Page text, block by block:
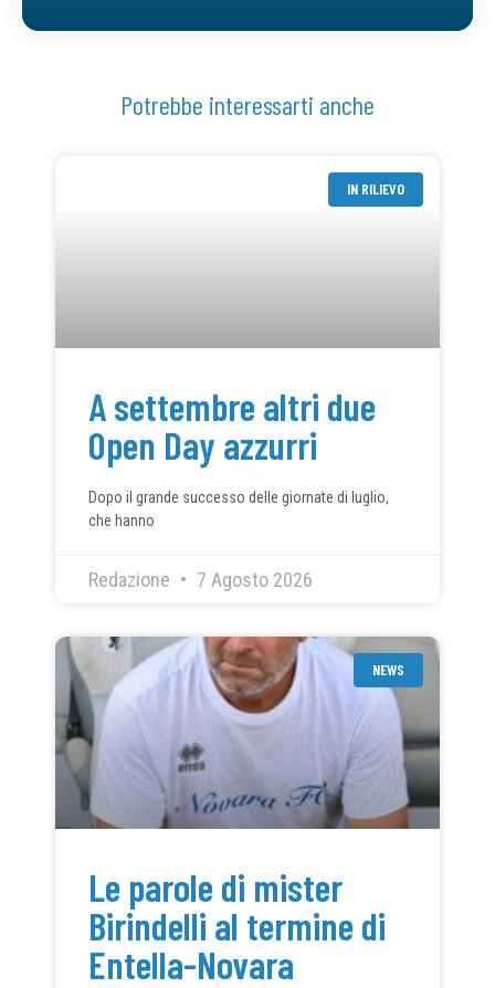
Potrebbe interessarti anche
IN RILIEVO
A settembre altri due
Open Day azzurri
Dopo il grande successo delle giornate di luglio,
che hanno
Redazione 7 Agosto 2026
NEWS
Le parole di mister
Birindelli al termine di
Entella-Novara